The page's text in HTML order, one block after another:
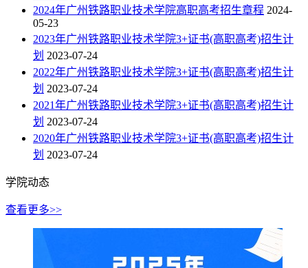
2024年广州铁路职业技术学院高职高考招生章程 2024-
05-23
2023年广州铁路职业技术学院3+证书(高职高考)招生计
划 2023-07-24
2022年广州铁路职业技术学院3+证书(高职高考)招生计
划 2023-07-24
2021年广州铁路职业技术学院3+证书(高职高考)招生计
划 2023-07-24
2020年广州铁路职业技术学院3+证书(高职高考)招生计
划 2023-07-24
学院动态
查看更多>>